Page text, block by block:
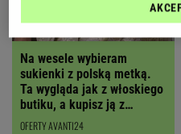
Na wesele wybieram
sukienki z polską metką.
Ta wygląda jak z włoskiego
butiku, a kupisz ją z
RABATEM
OFERTY AVANTI24